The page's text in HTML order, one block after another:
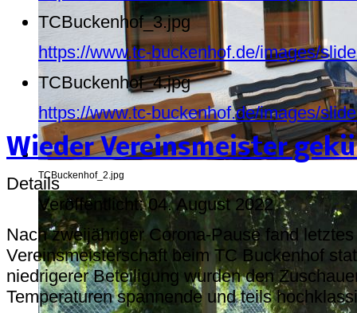
TCBuckenhof_2.jpg
TCBuckenhof_3.jpg
https://www.tc-buckenhof.de/images/
TCBuckenhof_4.jpg
https://www.tc-buckenhof.de/images/
Wieder Vereinsmeister
Details
Veröffentlicht: 04. August 2022
Nach zweijähriger Corona-Pause fand
Vereinsmeisterschaft beim TC Buckenhof
niedrigerer Beteiligung wurden den
Temperaturen spannende und teils